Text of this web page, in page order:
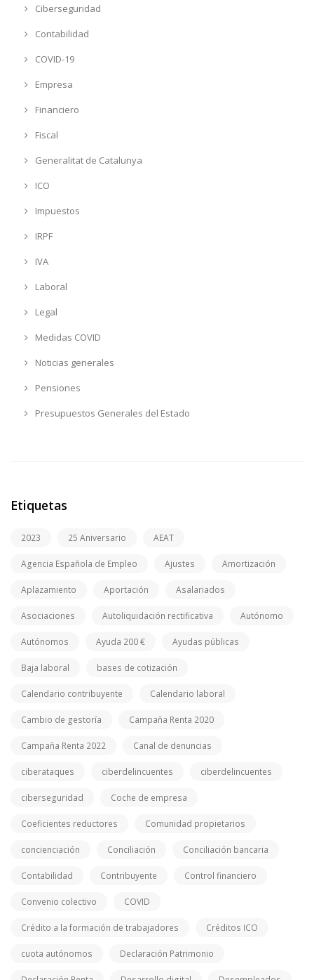
Ciberseguridad
Contabilidad
COVID-19
Empresa
Financiero
Fiscal
Generalitat de Catalunya
ICO
Impuestos
IRPF
IVA
Laboral
Legal
Medidas COVID
Noticias generales
Pensiones
Presupuestos Generales del Estado
Etiquetas
2023 25 Aniversario AEAT
Agencia Española de Empleo Ajustes Amortización
Aplazamiento Aportación Asalariados
Asociaciones Autoliquidación rectificativa Autónomo
Autónomos Ayuda 200 € Ayudas públicas
Baja laboral bases de cotización
Calendario contribuyente Calendario laboral
Cambio de gestoría Campaña Renta 2020
Campaña Renta 2022 Canal de denuncias
ciberataques ciberdelincuentes ciberdelincuentes
ciberseguridad Coche de empresa
Coeficientes reductores Comunidad propietarios
concienciación Conciliación Conciliación bancaria
Contabilidad Contribuyente Control financiero
Convenio colectivo COVID
Crédito a la formación de trabajadores Créditos ICO
cuota autónomos Declaración Patrimonio